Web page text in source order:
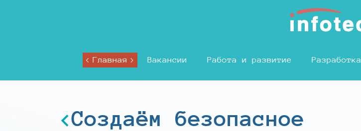
Главная Вакансии Работа и развитие Разработка
Создаём безопасное